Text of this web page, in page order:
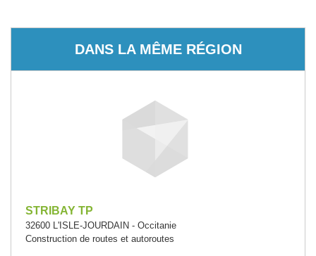
DANS LA MÊME RÉGION
STRIBAY TP
32600 L'ISLE-JOURDAIN - Occitanie
Construction de routes et autoroutes